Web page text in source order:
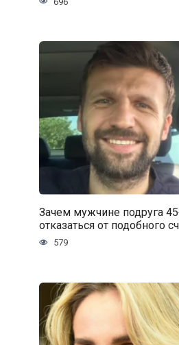
Зачем мужчине подруга
отказаться от подобного
579